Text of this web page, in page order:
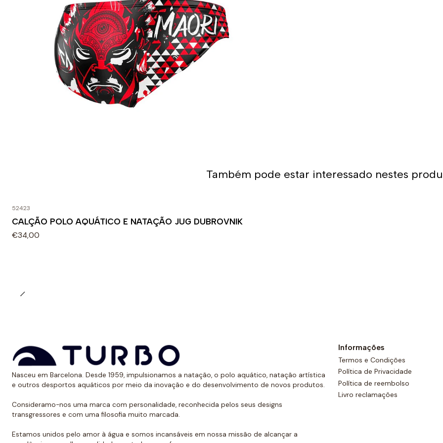
homem que os usa. É por
Também pode estar interessado nestes
52423
CALÇÃO POLO AQUÁTICO E NATAÇÃO JUG DUBROVNIK
€34,00
Nasceu em Barcelona. Desde 1959, impulsionamos a natação, o polo aquático, natação artística
e outros desportos aquáticos por meio da inovação e do desenvolvimento de novos produtos.
Consideramo-nos uma marca com personalidade, reconhecida pelos seus designs
transgressores e com uma filosofia muito marcada.
Estamos unidos pelo amor à água e somos incansáveis em nossa missão de alcançar a
Informações
Termos e Condições
Política de Privacidade
Política de reembolso
Livro reclamações